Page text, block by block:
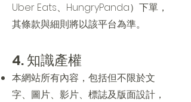
Uber Eats、HungryPanda）下單，
其條款與細則將以該平台為準。
4. 知識產權
本網站所有內容，包括但不限於文
字、圖片、影片、標誌及版面設計，